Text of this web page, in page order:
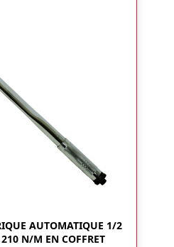
AUTOMATIQUE 1/2
N/M EN COFFRET